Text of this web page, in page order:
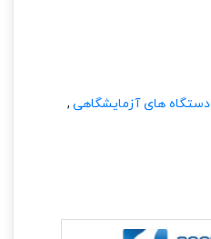
دستگاه های آزمایشگاهی ,